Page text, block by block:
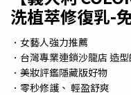
洗植萃修復乳-
．女藝人強力推薦
．台灣專業連鎖沙龍店 造
．美妝評鑑隱藏版好物
．零秒修護、 輕盈舒爽